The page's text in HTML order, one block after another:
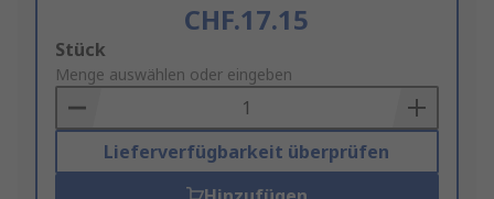
CHF.17.15
Add
to
Basket
Stück
Menge auswählen oder eingeben
Lieferverfügbarkeit überprüfen